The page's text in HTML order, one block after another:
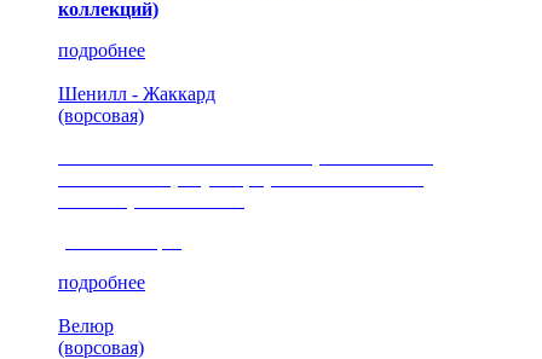
коллекций)
подробнее
Шенилл - Жаккард
(ворсовая)
подробнее
Велюр
(ворсовая)